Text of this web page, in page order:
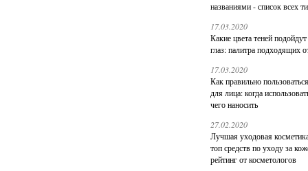
названиями - список всех
17.03.2020
Какие цвета теней
глаз: палитра подходящих
17.03.2020
Как правильно
для лица: когда
чего наносить
27.02.2020
Лучшая уходовая
топ средств по уходу за
рейтинг от косметологов